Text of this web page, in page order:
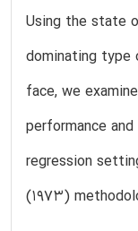
Using the state
dominating type
face, we
performance
regression
(1973)